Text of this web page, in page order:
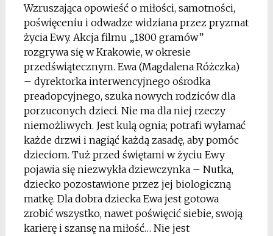
Wzruszająca opowieść o miłości, samotności,
poświęceniu i odwadze widziana przez pryzmat
życia Ewy. Akcja filmu „1800 gramów”
rozgrywa się w Krakowie, w okresie
przedświątecznym. Ewa (Magdalena Różczka)
– dyrektorka interwencyjnego ośrodka
preadopcyjnego, szuka nowych rodziców dla
porzuconych dzieci. Nie ma dla niej rzeczy
niemożliwych. Jest kulą ognia; potrafi wyłamać
każde drzwi i nagiąć każdą zasadę, aby pomóc
dzieciom. Tuż przed świętami w życiu Ewy
pojawia się niezwykła dziewczynka – Nutka,
dziecko pozostawione przez jej biologiczną
matkę. Dla dobra dziecka Ewa jest gotowa
zrobić wszystko, nawet poświęcić siebie, swoją
karierę i szansę na miłość… Nie jest